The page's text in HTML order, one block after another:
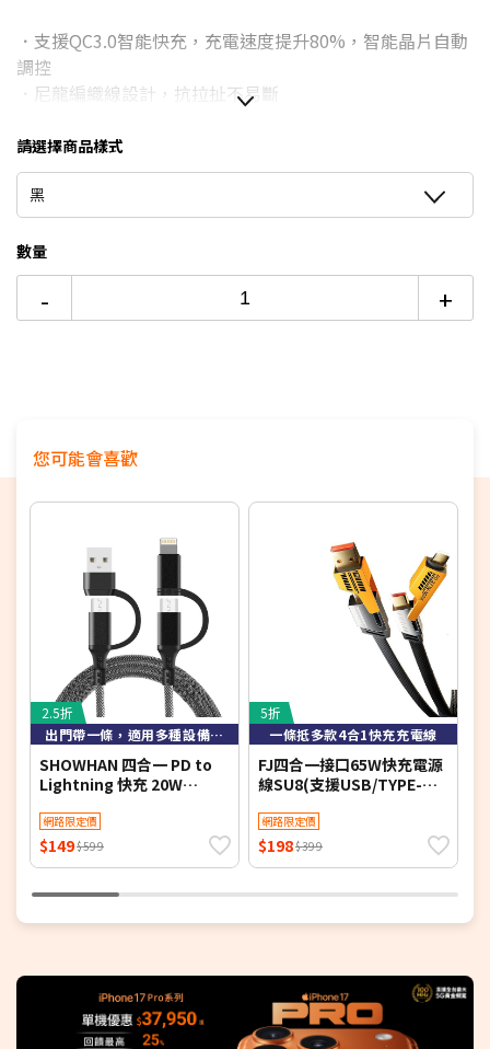
12期
24期
$17
$9
18家銀行/業者
更多信用卡分期0利率滿額享回饋
．支援QC3.0智能快充，充電速度提升80%，智能晶片自動
調控
．尼龍編織線設計，抗拉扯不易斷
請選擇商品樣式
黑
數量
- +
您可能會喜歡
2.5折
出門帶一條，適用多種設備iPhone/Type-C，超強兼容性
SHOWHAN 四合一 PD to
Lightning 快充 20W
PD快充線-1M(簡訊)
網路限定價
$149$599
5折
一條抵多款4合1快充充電線
FJ四合一接口65W快充電源
線SU8(支援USB/TYPE-
組
網路限定價
$198$399